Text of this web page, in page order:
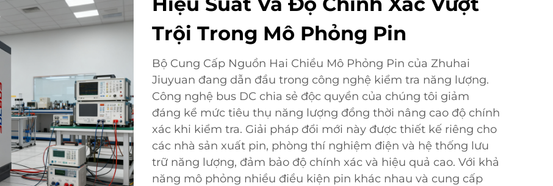
Trội Trong Mô Phỏng Pin
Bộ Cung Cấp Nguồn Hai Chiều Mô Phỏng Pin của Zhuhai
Jiuyuan đang dẫn đầu trong công nghệ kiểm tra năng lượng.
Công nghệ bus DC chia sẻ độc quyền của chúng tôi giảm
đáng kể mức tiêu thụ năng lượng đồng thời nâng cao độ chính
xác khi kiểm tra. Giải pháp đổi mới này được thiết kế riêng cho
các nhà sản xuất pin, phòng thí nghiệm điện và hệ thống lưu
trữ năng lượng, đảm bảo độ chính xác và hiệu quả cao. Với khả
năng mô phỏng nhiều điều kiện pin khác nhau và cung cấp